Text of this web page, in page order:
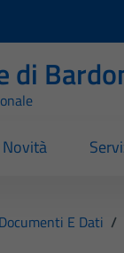
di
Novità
Documenti E Dati /